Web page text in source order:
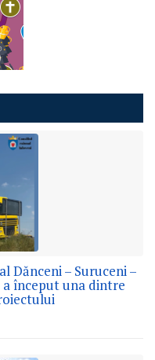
Dănceni – Suruceni –
a început una dintre